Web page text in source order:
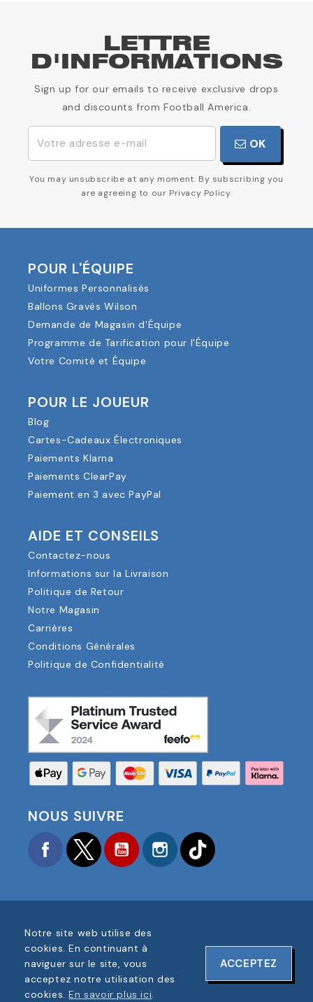
LETTRE
D'INFORMATIONS
Sign up for our emails to receive exclusive drops
and discounts from Football America.
OK
You may unsubscribe at any moment. By subscribing you
are agreeing to our Privacy Policy.
POUR L'ÉQUIPE
Uniformes Personnalisés
Ballons Gravés Wilson
Demande de Magasin d'Équipe
Programme de Tarification pour l'Équipe
Votre Comité et Équipe
POUR LE JOUEUR
Blog
Cartes-Cadeaux Électroniques
Paiements Klarna
Paiements ClearPay
Paiement en 3 avec PayPal
AIDE ET CONSEILS
Contactez-nous
Informations sur la Livraison
Politique de Retour
Notre Magasin
Carrières
Conditions Générales
Politique de Confidentialité
NOUS SUIVRE
FacebookTwitter YouTubeInstagram
COPYRIGHT © 2025 FOOTBALL AMERICA UK TOUS
DROITS RÉSERVÉS
NUMÉRO D'ENREGISTREMENT DE L'ENTREPRISE :
06354287
Notre site web utilise des
cookies. En continuant à
naviguer sur le site, vous
acceptez notre utilisation des
cookies.En savoir plus ici.
ACCEPTEZ